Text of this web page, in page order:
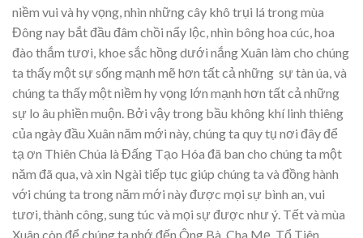
niềm vui và hy vọng, nhìn những cây khô trụi lá trong mùa
Đông nay bắt đầu đâm chồi nẩy lộc, nhìn bông hoa cúc, hoa
đào thắm tươi, khoe sắc hồng dưới nắng Xuân làm cho chúng
ta thấy một sự sống mạnh mẽ hơn tất cả những sự tàn úa, và
chúng ta thấy một niềm hy vọng lớn mạnh hơn tất cả những
sự lo âu phiền muộn. Bởi vậy trong bầu không khí linh thiêng
của ngày đầu Xuân năm mới này, chúng ta quy tụ nơi đây để
tạ ơn Thiên Chúa là Đấng Tạo Hóa đã ban cho chúng ta một
năm đã qua, và xin Ngài tiếp tục giúp chúng ta và đồng hành
với chúng ta trong năm mới này được mọi sự bình an, vui
tươi, thành công, sung túc và mọi sự được như ý. Tết và mùa
Xuân còn để chúng ta nhớ đến Ông Bà, Cha Mẹ, Tổ Tiên,